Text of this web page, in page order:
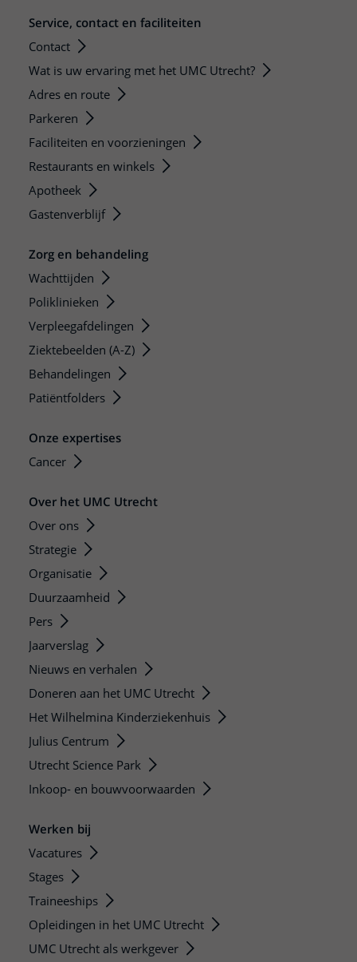
Service, contact en faciliteiten
Contact
Wat is uw ervaring met het UMC Utrecht?
Adres en route
Parkeren
Faciliteiten en voorzieningen
Restaurants en winkels
Apotheek
Gastenverblijf
Zorg en behandeling
Wachttijden
Poliklinieken
Verpleegafdelingen
Ziektebeelden (A-Z)
Behandelingen
Patiëntfolders
Onze expertises
Cancer
Over het UMC Utrecht
Over ons
Strategie
Organisatie
Duurzaamheid
Pers
Jaarverslag
Nieuws en verhalen
Doneren aan het UMC Utrecht
Het Wilhelmina Kinderziekenhuis
Julius Centrum
Utrecht Science Park
Inkoop- en bouwvoorwaarden
Werken bij
Vacatures
Stages
Traineeships
Opleidingen in het UMC Utrecht
UMC Utrecht als werkgever